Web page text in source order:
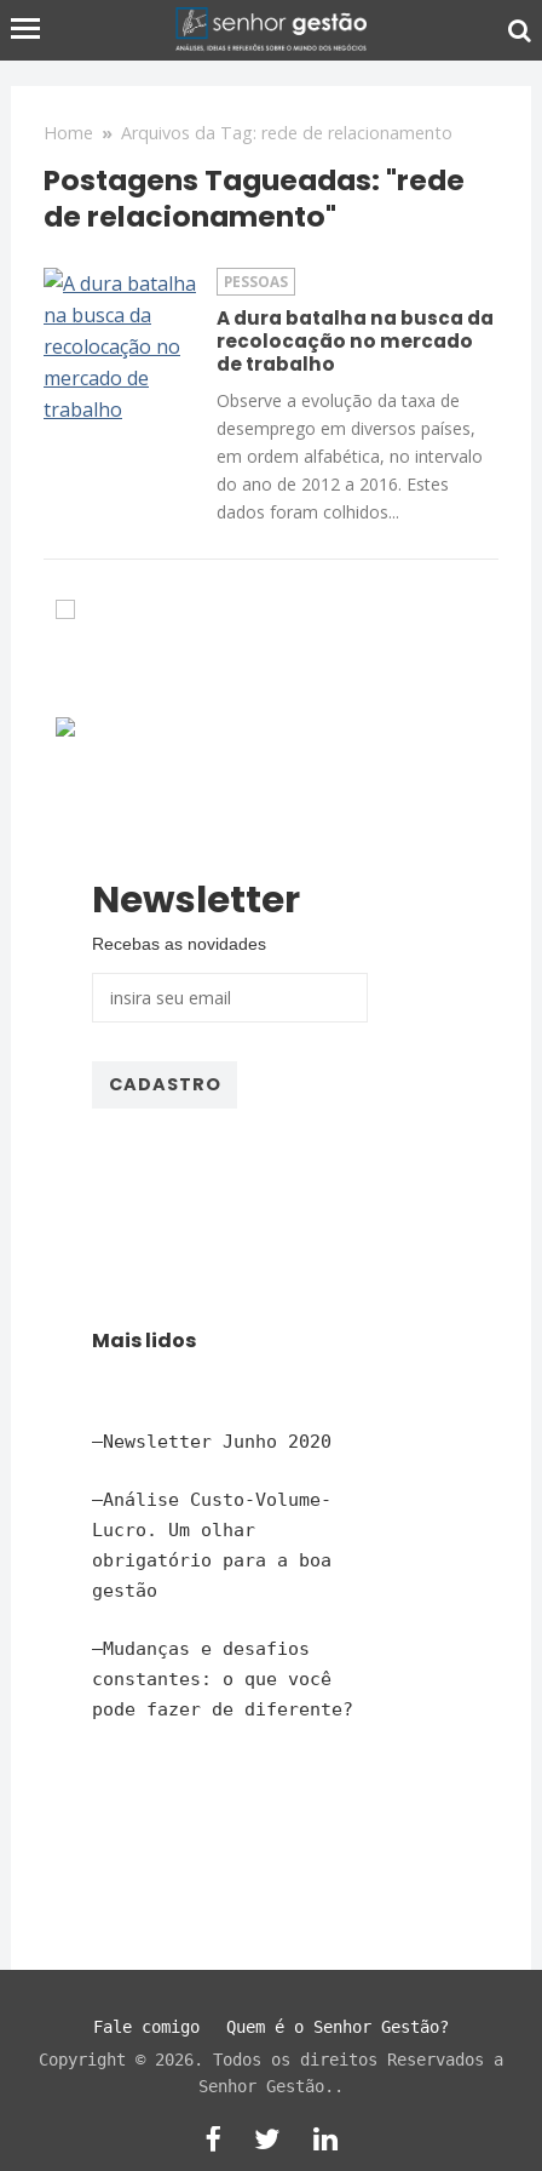
Home » Arquivos da Tag: rede de relacionamento
Postagens Tagueadas: "rede
de relacionamento"
PESSOAS
A dura batalha na busca da
recolocação no mercado
de trabalho
Observe a evolução da taxa de
desemprego em diversos países,
em ordem alfabética, no intervalo
do ano de 2012 a 2016. Estes
dados foram colhidos...
Newsletter
Recebas as novidades
Mais lidos
–Newsletter Junho 2020
–Análise Custo-Volume-
Lucro. Um olhar
obrigatório para a boa
gestão
–Mudanças e desafios
constantes: o que você
pode fazer de diferente?
Fale comigo
Quem é o Senhor Gestão?
Copyright © 2026. Todos os direitos Reservados a
Senhor Gestão..